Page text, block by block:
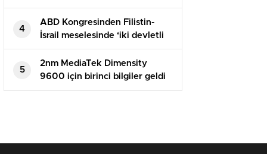
Hacker Tutuklandı
4
ABD Kongresinden Filistin-
İsrail meselesinde ‘iki devletli
çözüme’ destek
5
2nm MediaTek Dimensity
9600 için birinci bilgiler geldi